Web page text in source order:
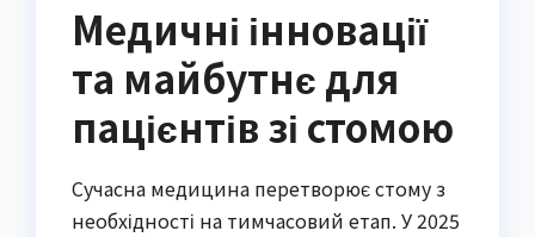
Медичні інновації
та майбутнє для
пацієнтів зі стомою
Сучасна медицина перетворює стому з
необхідності на тимчасовий етап. У 2025